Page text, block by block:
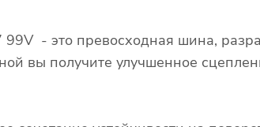
- это превосходная шина,
вы получите улучшенное